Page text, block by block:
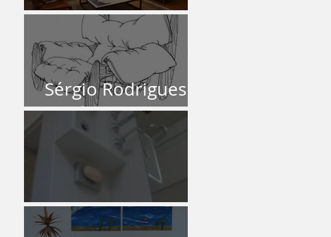
de Interiores
Sérgio Rodrigues |
Um ícone brasileiro
O Banheiro